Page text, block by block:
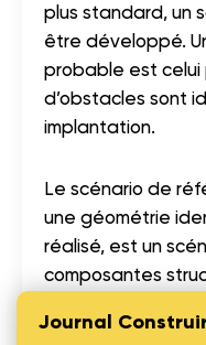
Journal
plus standard, un
être développé.
probable est celui
d’obstacles sont
implantation.
Le scénario de
une géométrie
réalisé, est un
composantes
émissions de
scénario sont